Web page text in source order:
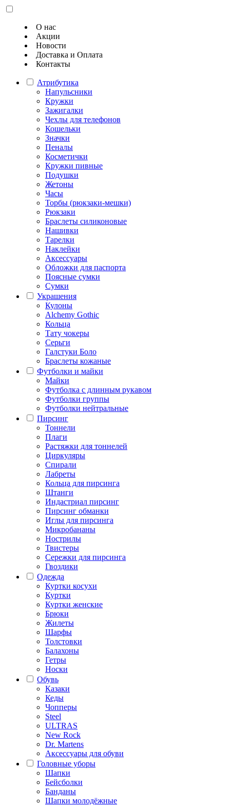
О нас
Акции
Новости
Доставка и Оплата
Контакты
Атрибутика
Напульсники
Кружки
Зажигалки
Чехлы для телефонов
Кошельки
Значки
Пеналы
Косметички
Кружки пивные
Подушки
Жетоны
Часы
Торбы (рюкзаки-мешки)
Рюкзаки
Браслеты силиконовые
Нашивки
Тарелки
Наклейки
Аксессуары
Обложки для паспорта
Поясные сумки
Сумки
Украшения
Кулоны
Alchemy Gothic
Кольца
Тату чокеры
Серьги
Галстуки Боло
Браслеты кожаные
Футболки и майки
Майки
Футболка с длинным рукавом
Футболки группы
Футболки нейтральные
Пирсинг
Тоннели
Плаги
Растяжки для тоннелей
Циркуляры
Спирали
Лабреты
Кольца для пирсинга
Штанги
Индастриал пирсинг
Пирсинг обманки
Иглы для пирсинга
Микробананы
Нострилы
Твистеры
Сережки для пирсинга
Гвоздики
Одежда
Куртки косухи
Куртки
Куртки женские
Брюки
Жилеты
Шарфы
Толстовки
Балахоны
Гетры
Носки
Обувь
Казаки
Кеды
Чопперы
Steel
ULTRAS
New Rock
Dr. Martens
Аксессуары для обуви
Головные уборы
Шапки
Бейсболки
Банданы
Шапки молодёжные